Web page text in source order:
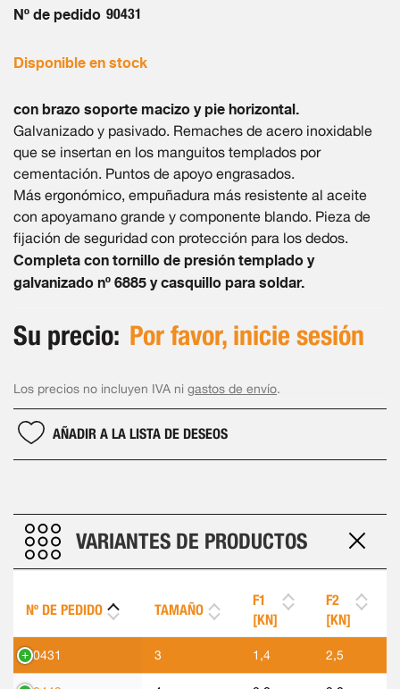
Nº de pedido 90431
Disponible en stock
con brazo soporte macizo y pie horizontal.
Galvanizado y pasivado. Remaches de acero inoxidable
que se insertan en los manguitos templados por
cementación. Puntos de apoyo engrasados.
Más ergonómico, empuñadura más resistente al aceite
con apoyamano grande y componente blando. Pieza de
fijación de seguridad con protección para los dedos.
Completa con tornillo de presión templado y
galvanizado nº 6885 y casquillo para soldar.
Su precio: Por favor, inicie sesión
Los precios no incluyen IVA ni gastos de envío.
AÑADIR A LA LISTA DE DESEOS
VARIANTES DE PRODUCTOS
Nº DE PEDIDO TAMAÑO
F1
[KN]
F2
[KN]
90431 3 1,4 2,5